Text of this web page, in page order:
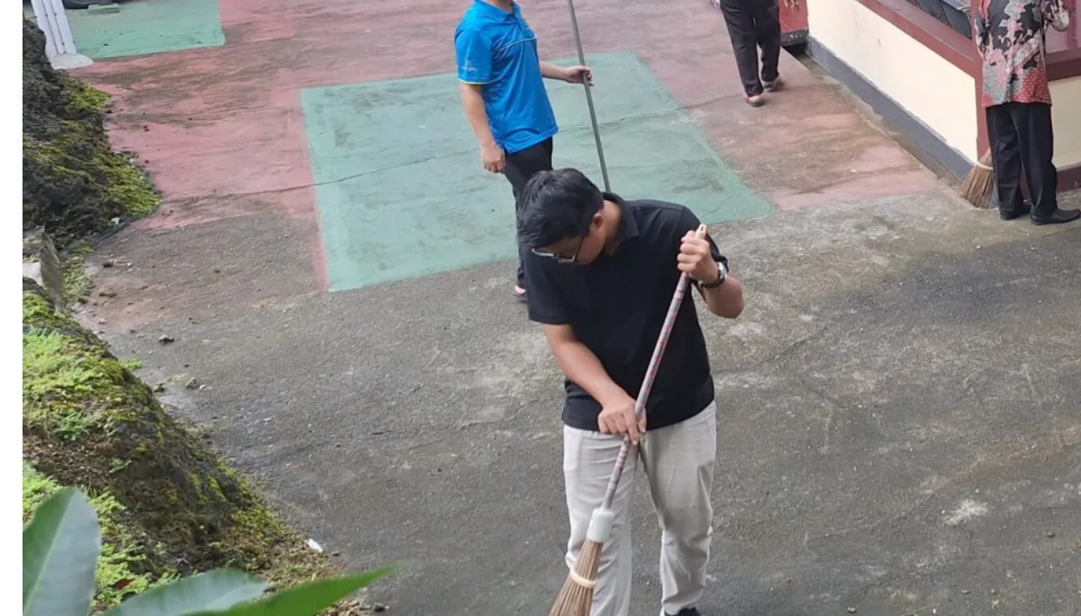
Semoga Lebih meningkatkan kinerja
Akramon
Rapat Berkala Umum serta
Monev Kinerja Kepaniteraan
Pengadilan Agama Sewilayah Hukum
PTA Papua Barat Bulan Agustus
6 August 2026
Kobarkan semangat untuk tetap
meningkatkan kinerja terbaik dengan tetap
menjunjung tinggi integritas untuk kemajuan
Pengadilan Tinggi Agama Papua Barat,
RaswinonPTA Papua Barat Hadiri
Forum Konsultasi Publik (FKP) Tahun
2026 Secara Virtual
5 August 2026
Luar Biasa….
RaswinonBimbingan Teknis Pelatihan
Singkat Eksekusi Perdata & Rapat
Koordinasi Bagi Aparatur Peradilan
Agama Sewilayah PTA Papua Barat
1 August 2026
Semoga bermanfaat buat Aparatur
Pengadilan di Wilayah PTA PAPUA BARAT
Raswin on
Tutup Pekan dengan
Apresiasi! Plh. Ketua PTA Papua Barat
Sampaikan Terima Kasih atas Dedikasi
Seluruh Aparatur
1 August 2026
Tetap semangat